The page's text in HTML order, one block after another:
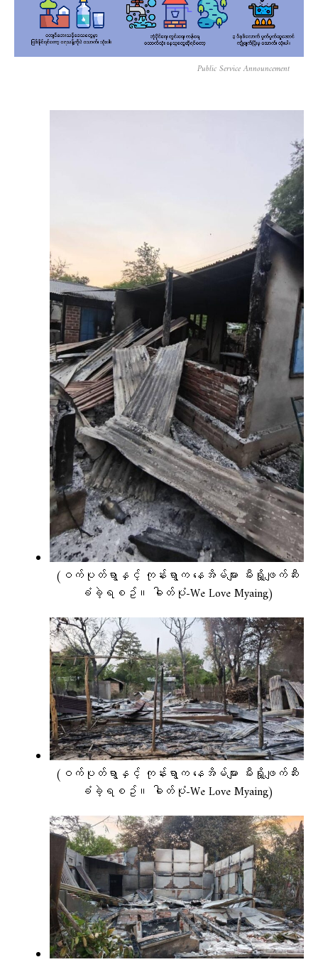
Public Service Announcement
(ဝက်ပုတ်ရွာနှင့် ကုန်းရွာက နေအိမ်များ မီးရှို့ဖျက်ဆီး
ခံခဲ့ရစဥ်။ ဓါတ်ပုံ-We Love Myaing)
(ဝက်ပုတ်ရွာနှင့် ကုန်းရွာက နေအိမ်များ မီးရှို့ဖျက်ဆီး
ခံခဲ့ရစဥ်။ ဓါတ်ပုံ-We Love Myaing)